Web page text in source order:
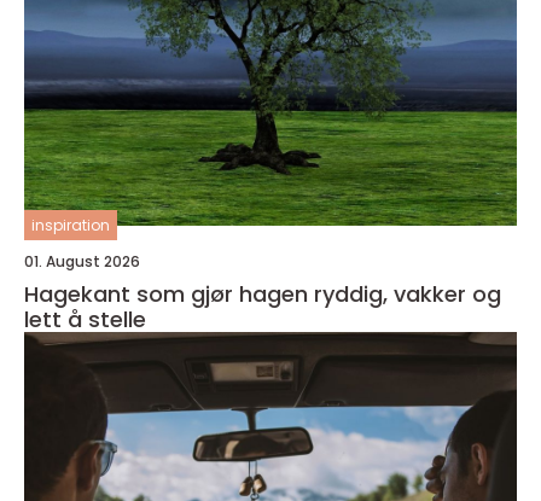
inspiration
01. August 2026
Hagekant som gjør hagen ryddig, vakker og
lett å stelle